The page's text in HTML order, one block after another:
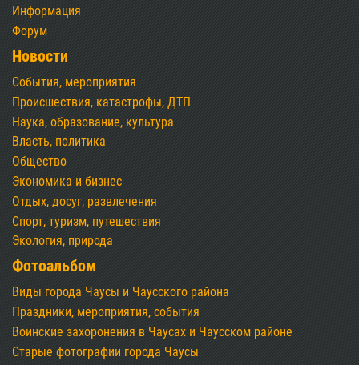
Информация
Форум
Новости
События, мероприятия
Происшествия, катастрофы, ДТП
Наука, образование, культура
Власть, политика
Общество
Экономика и бизнес
Отдых, досуг, развлечения
Спорт, туризм, путешествия
Экология, природа
Фотоальбом
Виды города Чаусы и Чаусского района
Праздники, мероприятия, события
Воинские захоронения в Чаусах и Чаусском районе
Старые фотографии города Чаусы